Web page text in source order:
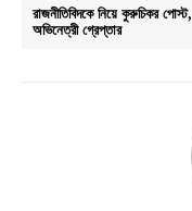
রাজনীতিবিদকে নিয়ে কুরুচিকর পোস্ট,
অভিনেত্রী গ্রেপ্তার